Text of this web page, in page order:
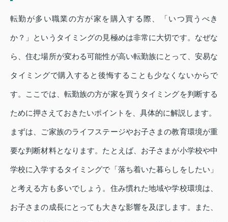
転勤が多い職業の方が家を購入する際、「いつ買うべき
か？」というタイミングの見極めは非常に大切です。なぜな
ら、住む場所が変わる可能性が高い転勤族にとって、安易な
タイミングで購入すると後悔することも少なくないからで
す。ここでは、転勤族の方が家を買うタイミングを判断する
ために押さえておきたいポイントを、具体的に解説します。
まずは、ご家族のライフステージやお子さまの教育環境が重
要な判断材料となります。たとえば、お子さまが小学校や中
学校に入学するタイミングで「落ち着いた暮らしをしたい」
と考える方も多いでしょう。住み慣れた地域や学校環境は、
お子さまの成長にとっても大きな影響を及ぼします。また、